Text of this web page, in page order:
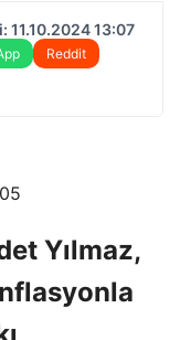
11.10.2024 13:07
Reddit
Yılmaz,